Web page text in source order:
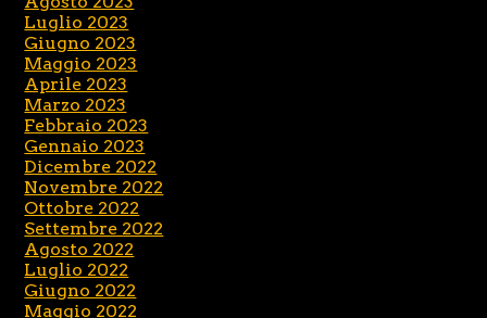
Luglio 2023
Giugno 2023
Maggio 2023
Aprile 2023
Marzo 2023
Febbraio 2023
Gennaio 2023
Dicembre 2022
Novembre 2022
Ottobre 2022
Settembre 2022
Agosto 2022
Luglio 2022
Giugno 2022
Maggio 2022